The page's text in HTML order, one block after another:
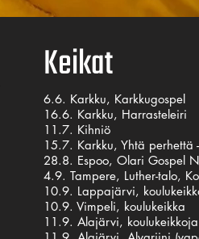
Keikat
6.6. Karkku, Karkkugospel
16.6. Karkku, Harrasteleiri
11.7. Kihniö
15.7. Karkku, Yhtä perhettä
28.8. Espoo, Olari Gospel
4.9. Tampere, Luther-talo,
10.9. Lappajärvi,
10.9. Vimpeli, koulukeikka
11.9. Alajärvi, koulukeikkoja